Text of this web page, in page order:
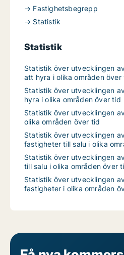
→ Fastighetsbegrepp
→ Statistik
Statistik
Statistik över utvecklingen
att hyra i olika områden över
Statistik över utvecklingen
hyra i olika områden över tid
Statistik över utvecklingen
olika områden över tid
Statistik över utvecklingen
fastigheter till salu i olika
Statistik över utvecklingen
till salu i olika områden över
Statistik över utvecklingen
fastigheter i olika områden